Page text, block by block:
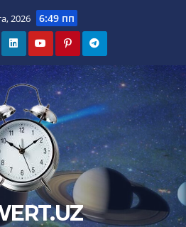
2026 6:49 пп